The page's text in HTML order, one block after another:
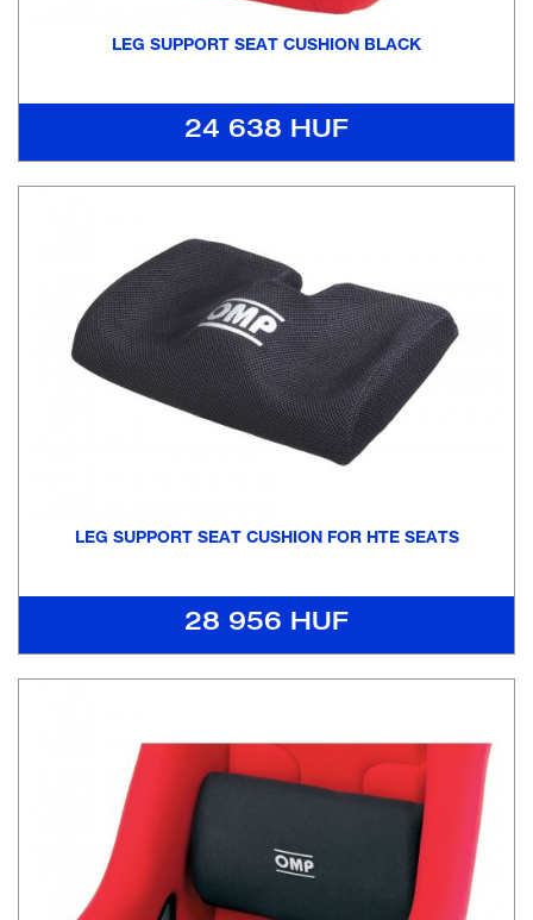
LEG SUPPORT SEAT CUSHION BLACK
24 638 HUF
LEG SUPPORT SEAT CUSHION FOR HTE SEATS
28 956 HUF